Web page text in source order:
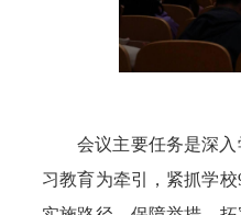
会议主要任务是深
习教育为牵引，紧抓学